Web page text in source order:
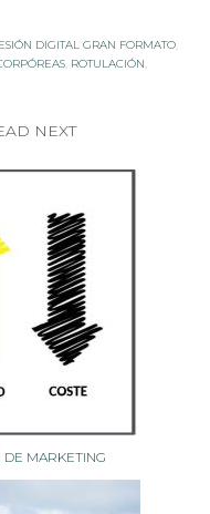
DIGITAL GRAN FORMATO
ROTULACIÓN
NEXT
DE MARKETING